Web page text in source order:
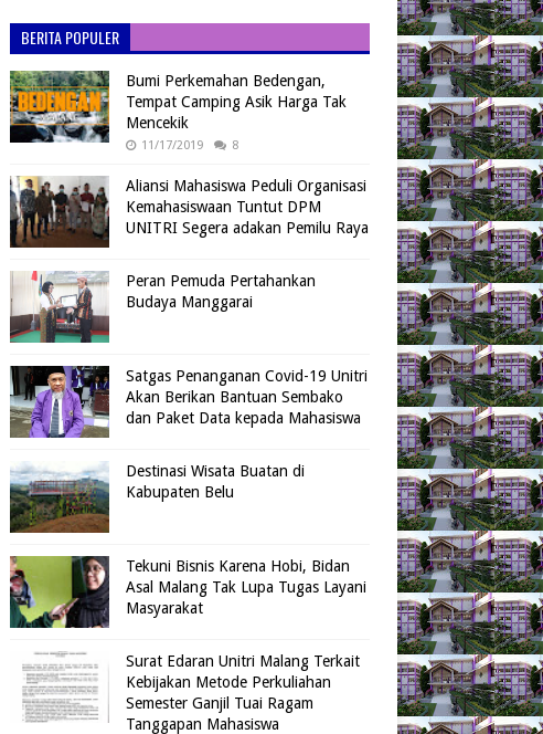
BERITA POPULER
Bumi Perkemahan Bedengan,
Tempat Camping Asik Harga Tak
Mencekik
11/17/2019 8
Aliansi Mahasiswa Peduli Organisasi
Kemahasiswaan Tuntut DPM
UNITRI Segera adakan Pemilu Raya
Peran Pemuda Pertahankan
Budaya Manggarai
Satgas Penanganan Covid-19 Unitri
Akan Berikan Bantuan Sembako
dan Paket Data kepada Mahasiswa
Destinasi Wisata Buatan di
Kabupaten Belu
Tekuni Bisnis Karena Hobi, Bidan
Asal Malang Tak Lupa Tugas Layani
Masyarakat
Surat Edaran Unitri Malang Terkait
Kebijakan Metode Perkuliahan
Semester Ganjil Tuai Ragam
Tanggapan Mahasiswa